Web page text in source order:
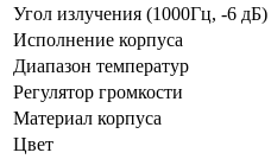
Угол излучения (1000Гц, ‑6 дБ)
Исполнение корпуса
Диапазон температур
Регулятор громкости
Материал корпуса
Цвет